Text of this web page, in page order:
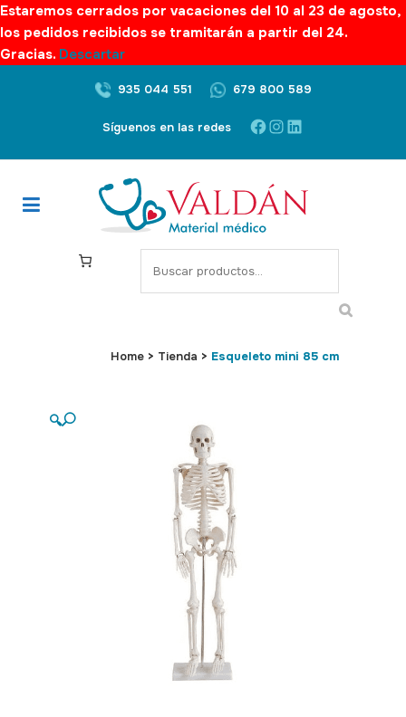
Estaremos cerrados por vacaciones del 10 al 23 de agosto,
los pedidos recibidos se tramitarán a partir del 24.
Gracias. Descartar
935 044 551 679 800 589
Síguenos en las redes Facebook
Instagram
LinkedIn
S
e
Home > Tienda > Esqueleto mini 85 cm
🔍